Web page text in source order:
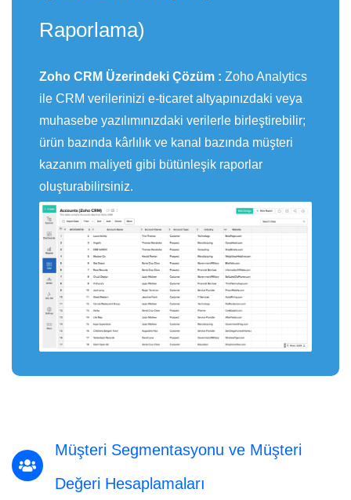
Raporlama)
Zoho CRM Üzerindeki Çözüm : Zoho Analytics
ile CRM verilerinizi e-ticaret altyapınızdaki veya
muhasebe yazılımınızdaki verilerle birleştirebilir;
ürün bazında kârlılık ve kanal bazında müşteri
kazanım maliyeti gibi bütünleşik raporlar
oluşturabilirsiniz.
Müşteri Segmentasyonu ve Müşteri
Değeri Hesaplamaları